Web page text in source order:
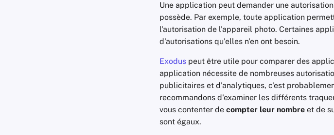
Une application peut demander une
possède. Par exemple, toute application
l'autorisation de l'appareil photo. Certaines
d'autorisations qu'elles n'en ont besoin.
Exodus peut être utile pour comparer des
application nécessite de nombreuses
publicitaires et d'analytiques, c'est
recommandons d'examiner les différents
vous contenter de compter leur nombre et de
sont égaux.